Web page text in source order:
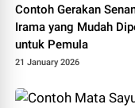
Contoh Gerakan
Irama yang Mudah
untuk Pemula
21 January 2026